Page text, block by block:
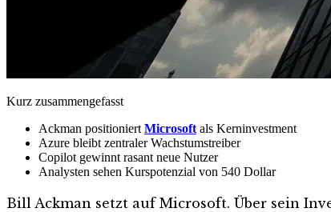
Kurz zusammengefasst
Ackman positioniert Microsoft als Kerninvestment
Azure bleibt zentraler Wachstumstreiber
Copilot gewinnt rasant neue Nutzer
Analysten sehen Kurspotenzial von 540 Dollar
Bill Ackman setzt auf Microsoft. Über sein